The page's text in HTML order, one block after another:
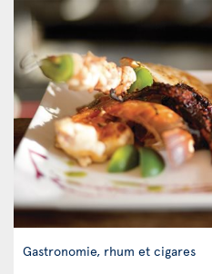
Gastronomie, rhum et cigares